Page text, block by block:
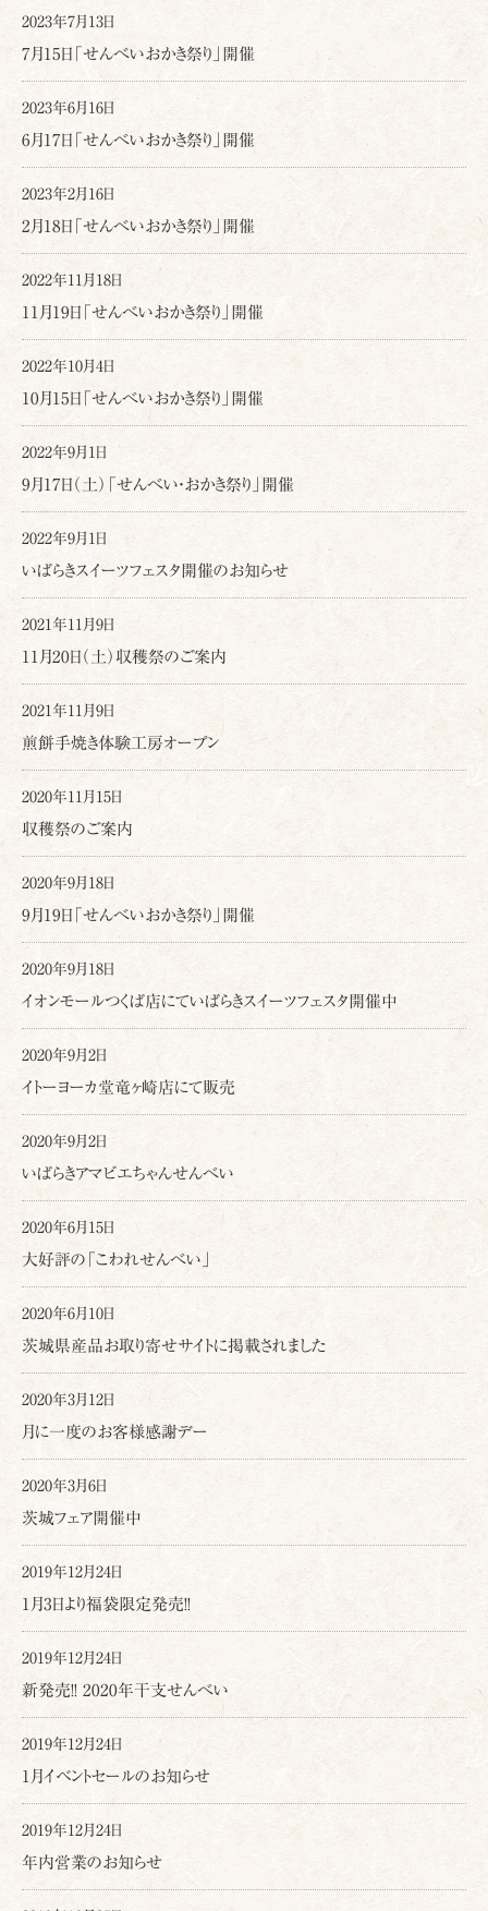
2023年7月13日
7月15日「せんべいおかき祭り」開催
2023年6月16日
6月17日「せんべいおかき祭り」開催
2023年2月16日
2月18日「せんべいおかき祭り」開催
2022年11月18日
11月19日「せんべいおかき祭り」開催
2022年10月4日
10月15日「せんべいおかき祭り」開催
2022年9月1日
9月17日（土）「せんべい・おかき祭り」開催
2022年9月1日
いばらきスイーツフェスタ開催のお知らせ
2021年11月9日
11月20日（土）収穫祭のご案内
2021年11月9日
煎餅手焼き体験工房オープン
2020年11月15日
収穫祭のご案内
2020年9月18日
9月19日「せんべいおかき祭り」開催
2020年9月18日
イオンモールつくば店にていばらきスイーツフェスタ開催中
2020年9月2日
イトーヨーカ堂竜ヶ崎店にて販売
2020年9月2日
いばらきアマビエちゃんせんべい
2020年6月15日
大好評の「こわれせんべい」
2020年6月10日
茨城県産品お取り寄せサイトに掲載されました
2020年3月12日
月に一度のお客様感謝デー
2020年3月6日
茨城フェア開催中
2019年12月24日
1月3日より福袋限定発売!!
2019年12月24日
新発売!! 2020年干支せんべい
2019年12月24日
1月イベントセールのお知らせ
2019年12月24日
年内営業のお知らせ